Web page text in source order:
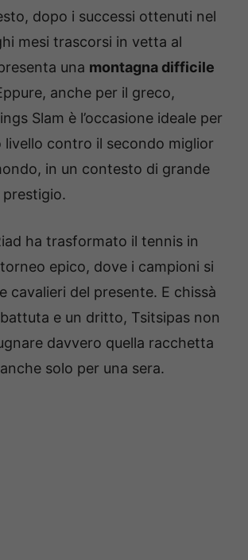
dopo i successi ottenuti nel
mesi trascorsi in vetta al
una montagna difficile
anche per il greco,
Slam è l’occasione ideale per
livello contro il secondo miglior
in un contesto di grande
ha trasformato il tennis in
epico, dove i campioni si
cavalieri del presente. E chissà
e un dritto, Tsitsipas non
davvero quella racchetta
anche solo per una sera.